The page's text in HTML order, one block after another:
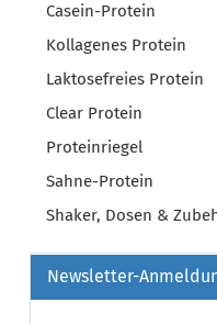
Casein-Protein
Kollagenes Protein
Laktosefreies Protein
Clear Protein
Proteinriegel
Sahne-Protein
Shaker, Dosen &
Newsletter-